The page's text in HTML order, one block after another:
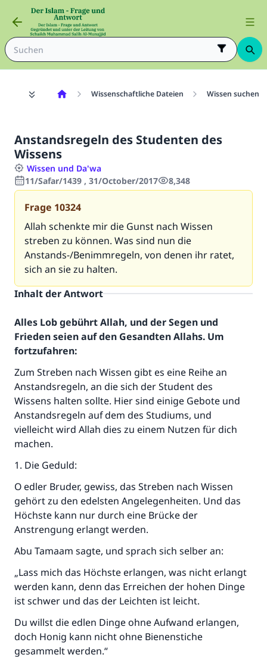
Wissenschaftliche Dateien Wissen suchen
Anstandsregeln des Studenten des
Wissens
Wissen und Da'wa
11/Safar/1439 , 31/October/2017
8,348
Frage 10324
Allah schenkte mir die Gunst nach Wissen
streben zu können. Was sind nun die
Anstands-/Benimmregeln, von denen ihr ratet,
sich an sie zu halten.
Inhalt der Antwort
Alles Lob gebührt Allah, und der Segen und
Frieden seien auf den Gesandten Allahs. Um
fortzufahren:
Zum Streben nach Wissen gibt es eine Reihe an
Anstandsregeln, an die sich der Student des
Wissens halten sollte. Hier sind einige Gebote und
Anstandsregeln auf dem des Studiums, und
vielleicht wird Allah dies zu einem Nutzen für dich
machen.
1. Die Geduld:
O edler Bruder, gewiss, das Streben nach Wissen
gehört zu den edelsten Angelegenheiten. Und das
Höchste kann nur durch eine Brücke der
Anstrengung erlangt werden.
Abu Tamaam sagte, und sprach sich selber an:
„Lass mich das Höchste erlangen, was nicht erlangt
werden kann, denn das Erreichen der hohen Dinge
ist schwer und das der Leichten ist leicht.
Du willst die edlen Dinge ohne Aufwand erlangen,
doch Honig kann nicht ohne Bienenstiche
gesammelt werden.“